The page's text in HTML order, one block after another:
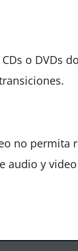
o DVDs
no permita
audio y